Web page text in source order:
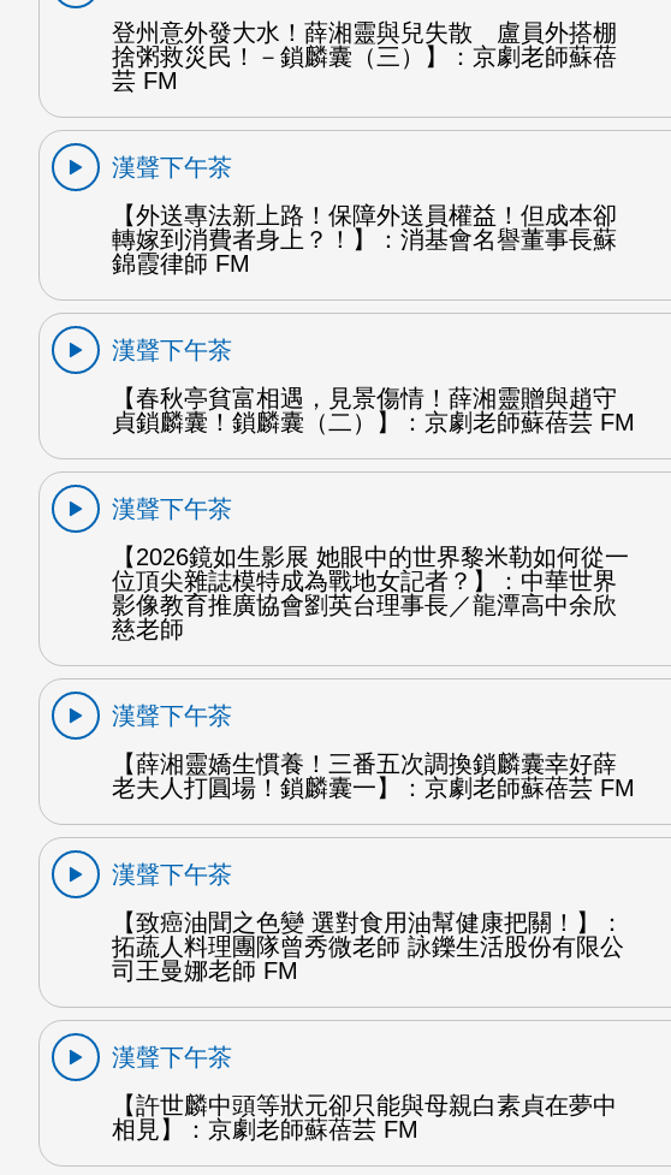
登州意外發大水！薛湘靈與兒失散 盧員外搭棚
捨粥救災民！－鎖麟囊（三）】：京劇老師蘇蓓
芸 FM
漢聲下午茶
【外送專法新上路！保障外送員權益！但成本卻
轉嫁到消費者身上？！】：消基會名譽董事長蘇
錦霞律師 FM
漢聲下午茶
【春秋亭貧富相遇，見景傷情！薛湘靈贈與趙守
貞鎖麟囊！鎖麟囊（二）】：京劇老師蘇蓓芸 FM
漢聲下午茶
【2026鏡如生影展 她眼中的世界黎米勒如何從一
位頂尖雜誌模特成為戰地女記者？】：中華世界
影像教育推廣協會劉英台理事長／龍潭高中余欣
慈老師
漢聲下午茶
【薛湘靈嬌生慣養！三番五次調換鎖麟囊幸好薛
老夫人打圓場！鎖麟囊一】：京劇老師蘇蓓芸 FM
漢聲下午茶
【致癌油聞之色變 選對食用油幫健康把關！】：
拓蔬人料理團隊曾秀微老師 詠鑠生活股份有限公
司王曼娜老師 FM
漢聲下午茶
【許世麟中頭等狀元卻只能與母親白素貞在夢中
相見】：京劇老師蘇蓓芸 FM